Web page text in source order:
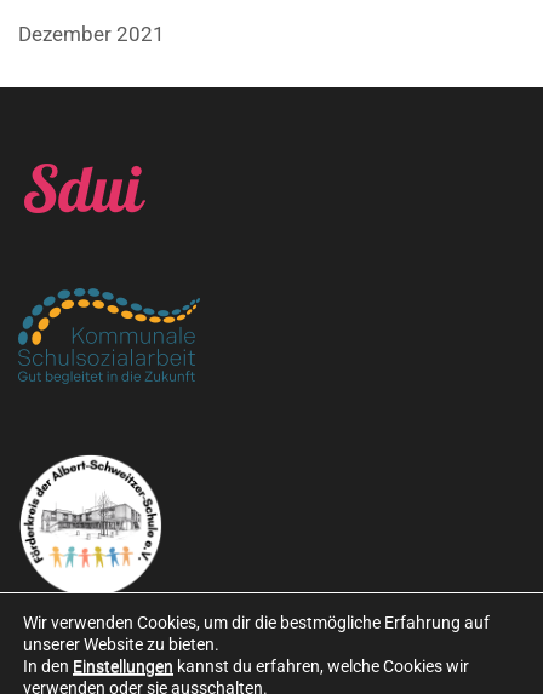
Dezember 2021
Wir verwenden Cookies, um dir die bestmögliche Erfahrung auf
unserer Website zu bieten.
In den Einstellungen kannst du erfahren, welche Cookies wir
verwenden oder sie ausschalten.